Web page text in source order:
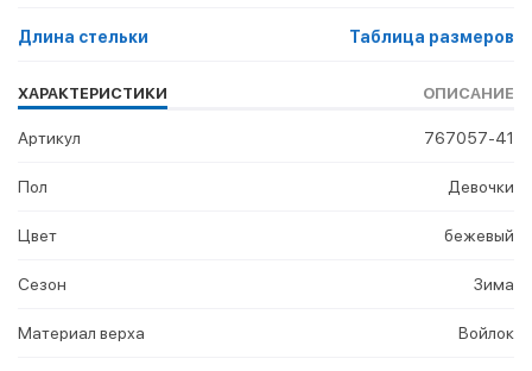
Длина стельки Таблица размеров
ХАРАКТЕРИСТИКИ ОПИСАНИЕ
Артикул 767057-41
Пол Девочки
Цвет бежевый
Сезон Зима
Материал верха Войлок